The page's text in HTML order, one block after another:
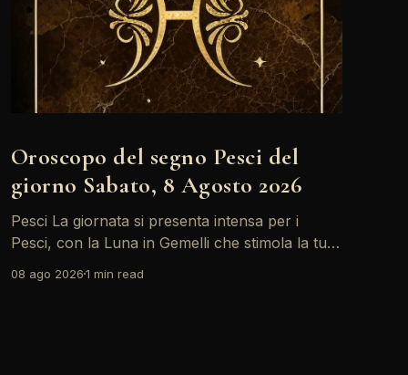
Oroscopo del segno Pesci del
giorno Sabato, 8 Agosto 2026
Pesci La giornata si presenta intensa per i
Pesci, con la Luna in Gemelli che stimola la tua
Le sfide possono apparire più grandi, ma la tua
08 ago 20261 min read